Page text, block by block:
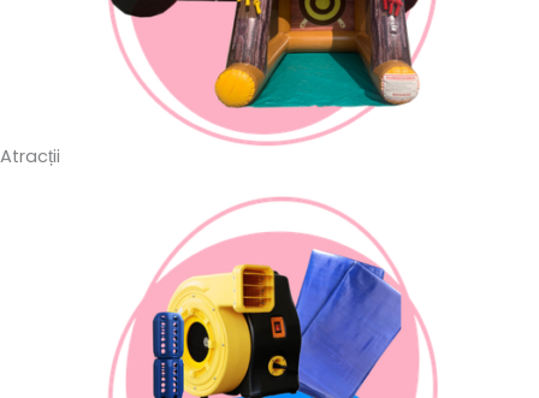
Atracții